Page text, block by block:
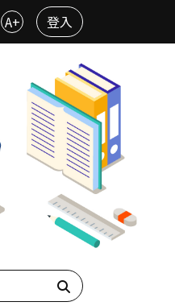
A+ 登入
搜尋